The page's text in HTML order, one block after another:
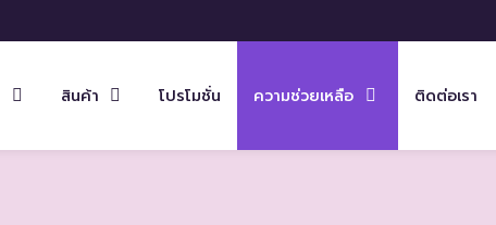
สินค้า โปรโมชั่น ความช่วยเหลือ ติดต่อเรา